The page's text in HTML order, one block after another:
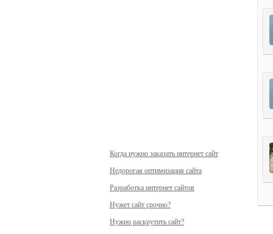
Когда нужно заказать интернет сайт
Недорогая оптимизация сайта
Разработка интернет сайтов
Нужет сайт срочно?
Нужно раскрутить сайт?